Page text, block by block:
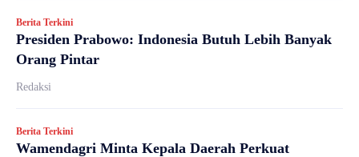
Berita Terkini
Presiden Prabowo: Indonesia Butuh Lebih Banyak
Orang Pintar
Redaksi
Berita Terkini
Wamendagri Minta Kepala Daerah Perkuat